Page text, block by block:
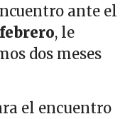
ante el
, le
dos meses
el encuentro